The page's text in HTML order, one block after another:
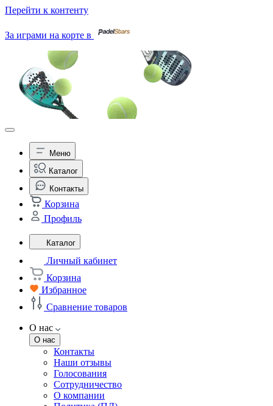
Перейти к контенту
За играми на корте в
Меню
Каталог
Контакты
Корзина
Профиль
Каталог
Личный кабинет
Корзина
Избранное
Сравнение товаров
О нас
О нас
Контакты
Наши отзывы
Голосования
Сотрудничество
О компании